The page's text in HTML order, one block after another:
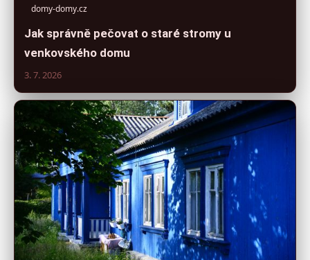
domy-domy.cz
Jak správně pečovat o staré stromy u
venkovského domu
3. 7. 2026